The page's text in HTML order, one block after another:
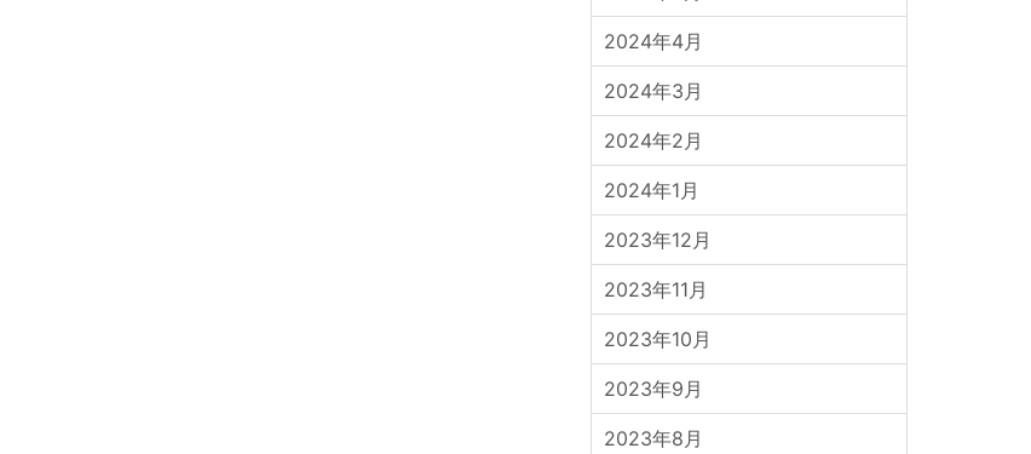
2024年4月
2024年3月
2024年2月
2024年1月
2023年12月
2023年11月
2023年10月
2023年9月
2023年8月